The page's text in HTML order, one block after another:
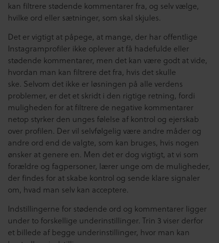
kan filtrere stødende kommentarer fra, og selv vælge,
hvilke ord eller sætninger, som skal skjules.
Det er vigtigt at påpege, at mange, der har offentlige
Instagramprofiler ikke oplever at få hadefulde eller
stødende kommentarer, men det kan være godt at vide,
hvordan man kan filtrere det fra, hvis det skulle
ske. Selvom det ikke er løsningen på alle verdens
problemer, er det et skridt i den rigtige retning, fordi
muligheden for at filtrere de negative kommentarer
netop styrker den unges følelse af kontrol og ejerskab
over profilen. Der vil selvfølgelig være andre måder og
andre ord end de valgte, som kan bruges, hvis nogen
ønsker at genere en. Men det er dog vigtigt, at vi som
forældre og fagpersoner, lærer unge om de muligheder,
der findes for at skabe kontrol og sende klare signaler
om, hvad man selv kan acceptere.
Indstillingerne for stødende ord og kommentarer ligger
under to forskellige underinstillinger. Trin 3 viser derfor
et billede af begge underinstillinger, hvor man kan